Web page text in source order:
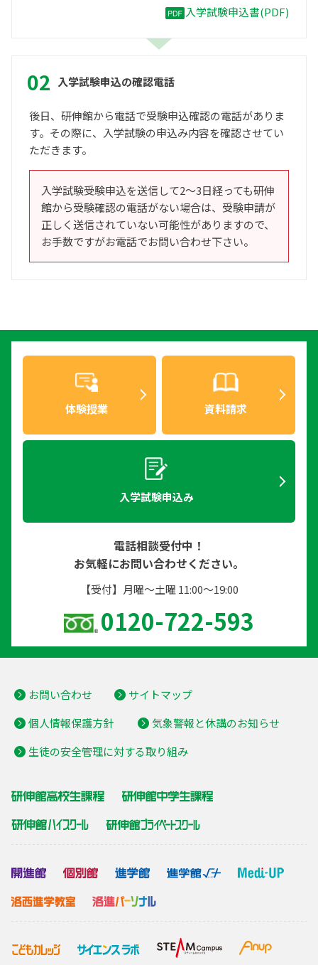
入学試験申込書(PDF)
入学試験申込の確認電話
後日、研伸館から電話で受験申込確認の電話がありま
す。その際に、入学試験の申込み内容を確認させてい
ただきます。
入学試験受験申込を送信して2～3日経っても研伸
館から受験確認の電話がない場合は、受験申請が
正しく送信されていない可能性がありますので、
お手数ですがお電話でお問い合わせ下さい。
体験授業 資料請求
入学試験申込み
電話相談受付中！
お気軽にお問い合わせください。
【受付】月曜〜土曜 11:00〜19:00
0120-722-593
お問い合わせ
サイトマップ
個人情報保護方針
気象警報と休講のお知らせ
生徒の安全管理に対する取り組み